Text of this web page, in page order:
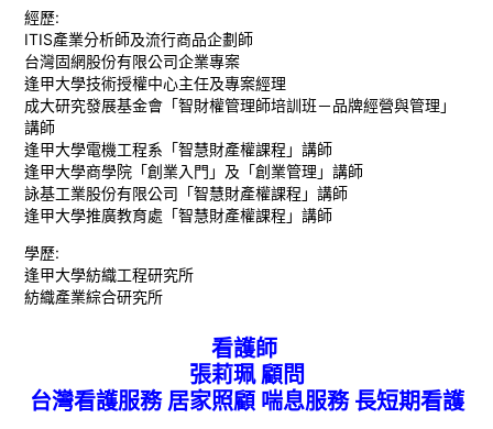
經歷:
ITIS產業分析師及流行商品企劃師
台灣固網股份有限公司企業專案
逢甲大學技術授權中心主任及專案經理
成大研究發展基金會「智財權管理師培訓班－品牌經營與管理」
講師
逢甲大學電機工程系「智慧財產權課程」講師
逢甲大學商學院「創業入門」及「創業管理」講師
詠基工業股份有限公司「智慧財產權課程」講師
逢甲大學推廣教育處「智慧財產權課程」講師
學歷:
逢甲大學紡織工程研究所
紡織產業綜合研究所
看護師
張莉珮 顧問
台灣看護服務 居家照顧 喘息服務 長短期看護